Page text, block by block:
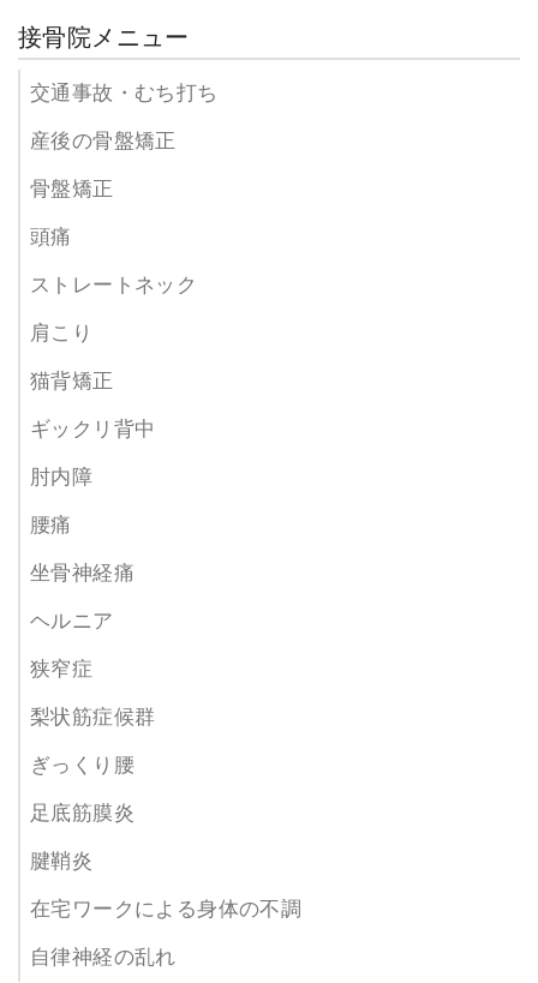
接骨院メニュー
交通事故・むち打ち
産後の骨盤矯正
骨盤矯正
頭痛
ストレートネック
肩こり
猫背矯正
ギックリ背中
肘内障
腰痛
坐骨神経痛
ヘルニア
狭窄症
梨状筋症候群
ぎっくり腰
足底筋膜炎
腱鞘炎
在宅ワークによる身体の不調
自律神経の乱れ